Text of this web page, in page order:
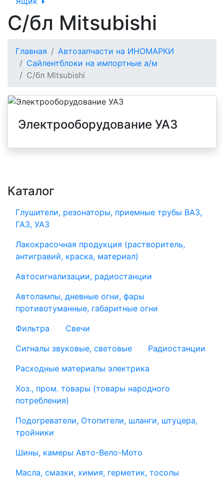
С/бл Mitsubishi
Главная
Автозапчасти на ИНОМАРКИ
Сайлентблоки на импортные а/м
С/бл Mitsubishi
Электрооборудование УАЗ
Каталог
Глушители, резонаторы, приемные трубы ВАЗ,
ГАЗ, УАЗ
Лакокрасочная продукция (растворитель,
антигравий, краска, материал)
Автосигнализации, радиостанции
Автолампы, дневные огни, фары
противотуманные, габаритные огни
Фильтра
Свечи
Сигналы звуковые, световые
Радиостанции
Расходные материалы электрика
Хоз., пром. товары (товары народного
потребления)
Подогреватели, Отопители, шланги, штуцера,
тройники
Шины, камеры Авто-Вело-Мото
Масла, смазки, химия, герметик, тосолы